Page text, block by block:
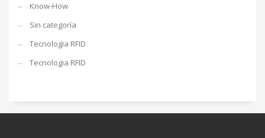
Know-How
Sin categoría
Tecnologia RFID
Tecnologia RFID